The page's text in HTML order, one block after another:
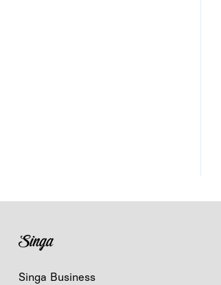
Singa Business